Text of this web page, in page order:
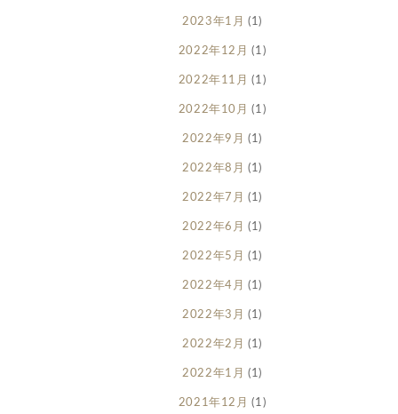
2023年1月 (1)
2022年12月 (1)
2022年11月 (1)
2022年10月 (1)
2022年9月 (1)
2022年8月 (1)
2022年7月 (1)
2022年6月 (1)
2022年5月 (1)
2022年4月 (1)
2022年3月 (1)
2022年2月 (1)
2022年1月 (1)
2021年12月 (1)